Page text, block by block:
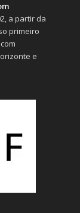
a partir da
primeiro
e